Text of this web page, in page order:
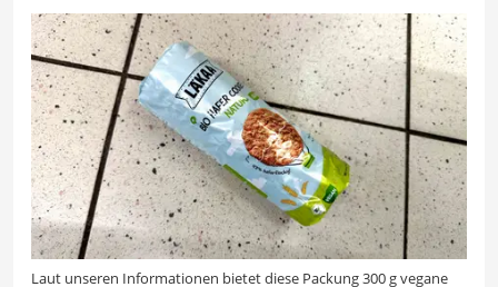
Laut unseren Informationen bietet diese Packung 300 g vegane